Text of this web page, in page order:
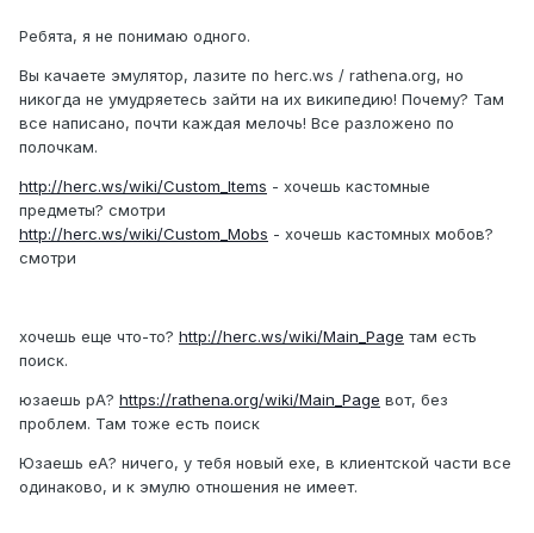
Ребята, я не понимаю одного.
Вы качаете эмулятор, лазите по herc.ws / rathena.org, но
никогда не умудряетесь зайти на их википедию! Почему? Там
все написано, почти каждая мелочь! Все разложено по
полочкам.
http://herc.ws/wiki/Custom_Items - хочешь кастомные
предметы? смотри
http://herc.ws/wiki/Custom_Mobs - хочешь кастомных мобов?
смотри
хочешь еще что-то? http://herc.ws/wiki/Main_Page там есть
поиск.
юзаешь рА? https://rathena.org/wiki/Main_Page вот, без
проблем. Там тоже есть поиск
Юзаешь еА? ничего, у тебя новый ехе, в клиентской части все
одинаково, и к эмулю отношения не имеет.